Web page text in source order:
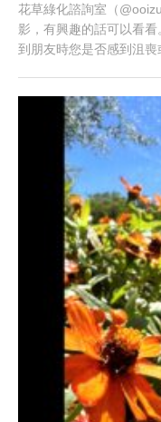
花草綠化諮詢室（
影，有興趣的話可以看
到朋友時您是否感到沮